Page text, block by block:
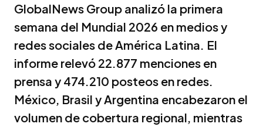
GlobalNews Group analizó la primera
semana del Mundial 2026 en medios y
redes sociales de América Latina. El
informe relevó 22.877 menciones en
prensa y 474.210 posteos en redes.
México, Brasil y Argentina encabezaron el
volumen de cobertura regional, mientras